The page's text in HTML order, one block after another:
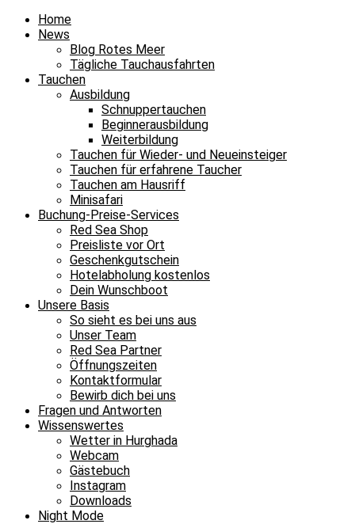
Home
News
Blog Rotes Meer
Tägliche Tauchausfahrten
Tauchen
Ausbildung
Schnuppertauchen
Beginnerausbildung
Weiterbildung
Tauchen für Wieder- und Neueinsteiger
Tauchen für erfahrene Taucher
Tauchen am Hausriff
Minisafari
Buchung-Preise-Services
Red Sea Shop
Preisliste vor Ort
Geschenkgutschein
Hotelabholung kostenlos
Dein Wunschboot
Unsere Basis
So sieht es bei uns aus
Unser Team
Red Sea Partner
Öffnungszeiten
Kontaktformular
Bewirb dich bei uns
Fragen und Antworten
Wissenswertes
Wetter in Hurghada
Webcam
Gästebuch
Instagram
Downloads
Night Mode